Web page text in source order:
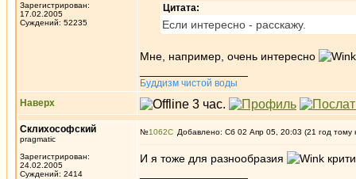
Зарегистрирован:
17.02.2005
Суждений: 52235
Цитата:
Если интересно - расскажу.
Мне, например, очень интересно
Буддизм чистой воды
Наверх
Склихософский
pragmatic
Зарегистрирован:
24.02.2005
Суждений: 2414
№1062 Добавлено: Сб 02 Апр 05, 20:03 (21 год тому
И я тоже для разнообразия